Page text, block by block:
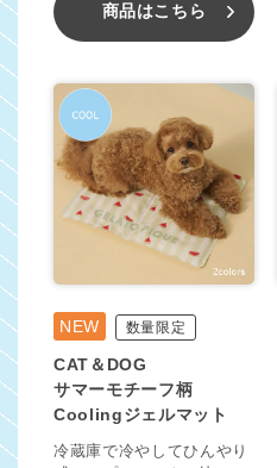
商品はこちら
NEW 数量限定
CAT＆DOG
サマーモチーフ柄
Coolingジェルマット
冷蔵庫で冷やしてひんやり